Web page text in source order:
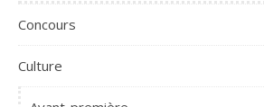
Concours
Culture